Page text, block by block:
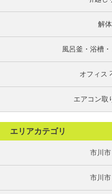
解
風呂釜・浴槽
オフィス
エアコン取
エリアカテゴリ
市川
市川